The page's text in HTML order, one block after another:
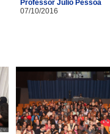
Professor Júlio Pessoa
07/10/2016